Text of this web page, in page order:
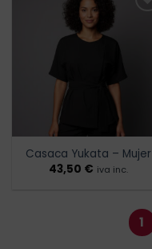
Casaca Yukata – Mujer
43,50 € iva inc.
1